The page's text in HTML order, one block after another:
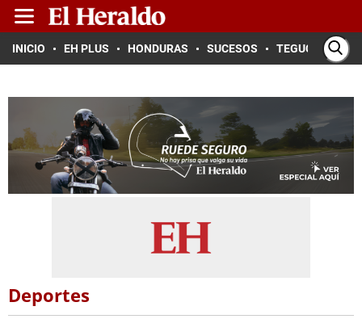
INICIO EH PLUS HONDURAS SUCESOS TEGUCIGALPA
Deportes